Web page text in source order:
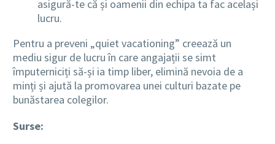
asigură-te că și oamenii din echipa ta fac același
lucru.
Pentru a preveni „quiet vacationing” creează un
mediu sigur de lucru în care angajații se simt
împuterniciți să-și ia timp liber, elimină nevoia de a
minți și ajută la promovarea unei culturi bazate pe
bunăstarea colegilor.
Surse: